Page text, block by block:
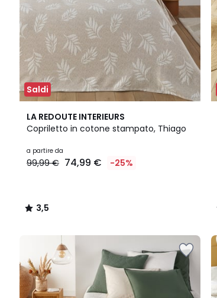
Saldi
LA REDOUTE INTERIEURS
Copriletto in cotone stampato, Thiago
a partire da
99,99 € 74,99 € -25%
3,5
/ 5
3,5
/